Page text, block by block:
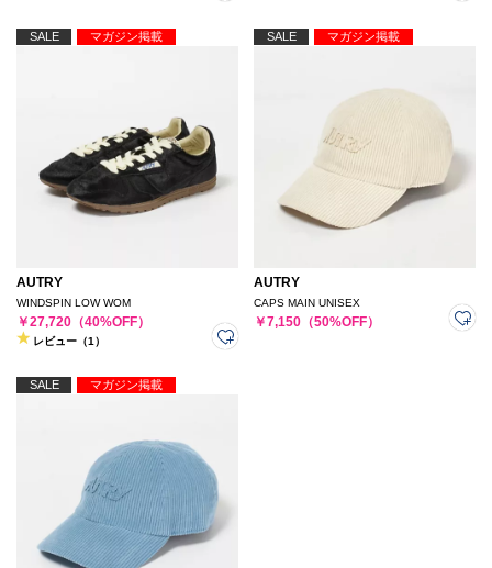
SALE マガジン掲載
AUTRY
WINDSPIN LOW WOM
￥27,720（40%OFF）
レビュー（1）
SALE マガジン掲載
AUTRY
CAPS MAIN UNISEX
￥7,150（50%OFF）
SALE マガジン掲載